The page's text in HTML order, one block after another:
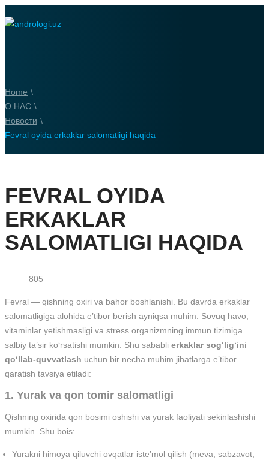
Home \
О НАС \
Новости \
Fevral oyida erkaklar salomatligi haqida
FEVRAL OYIDA
ERKAKLAR
SALOMATLIGI HAQIDA
805
Fevral — qishning oxiri va bahor boshlanishi. Bu davrda erkaklar
salomatligiga alohida e’tibor berish ayniqsa muhim. Sovuq havo,
vitaminlar yetishmasligi va stress organizmning immun tizimiga
salbiy ta’sir ko‘rsatishi mumkin. Shu sababli erkaklar sog‘lig‘ini
qo‘llab-quvvatlash uchun bir necha muhim jihatlarga e’tibor
qaratish tavsiya etiladi:
1. Yurak va qon tomir salomatligi
Qishning oxirida qon bosimi oshishi va yurak faoliyati sekinlashishi
mumkin. Shu bois:
Yurakni himoya qiluvchi ovqatlar iste’mol qilish (meva, sabzavot,